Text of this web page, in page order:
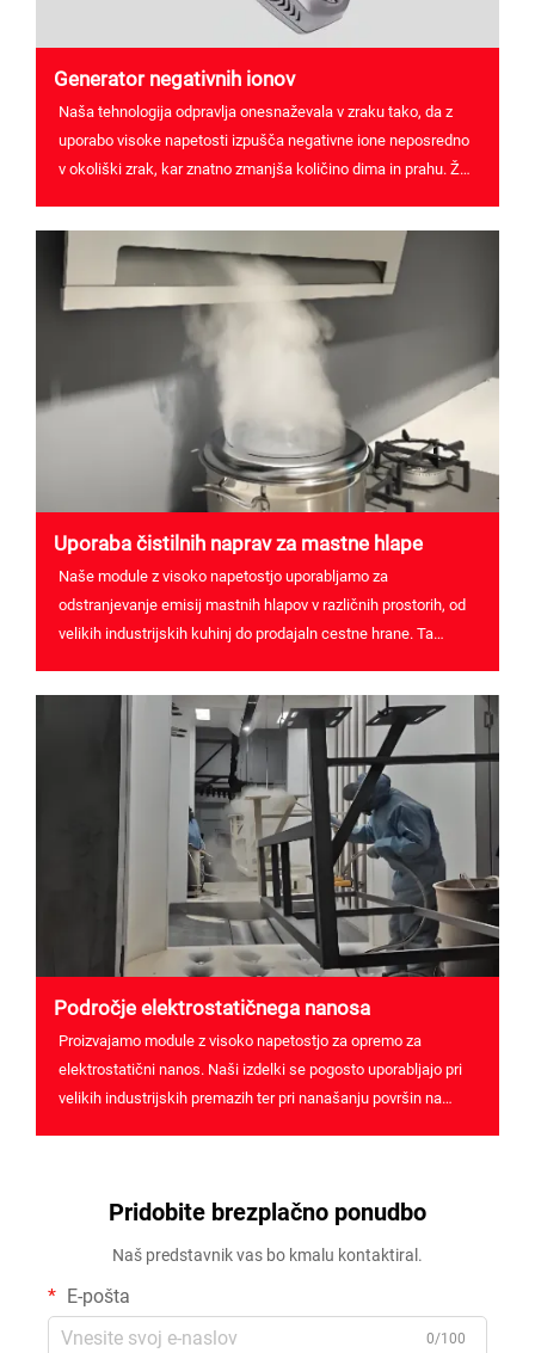
Generator negativnih ionov
Naša tehnologija odpravlja onesnaževala v zraku tako, da z
uporabo visoke napetosti izpušča negativne ione neposredno
v okoliški zrak, kar znatno zmanjša količino dima in prahu. Že
Volkswagen v Kitajski, d...
Uporaba čistilnih naprav za mastne hlape
Naše module z visoko napetostjo uporabljamo za
odstranjevanje emisij mastnih hlapov v različnih prostorih, od
velikih industrijskih kuhinj do prodajaln cestne hrane. Ta
onesnaženja za čistejši zrak.
Področje elektrostatičnega nanosа
Proizvajamo module z visoko napetostjo za opremo za
elektrostatični nanos. Naši izdelki se pogosto uporabljajo pri
velikih industrijskih premazih ter pri nanašanju površin na
Pridobite brezplačno ponudbo
Naš predstavnik vas bo kmalu kontaktiral.
E-pošta
0/100